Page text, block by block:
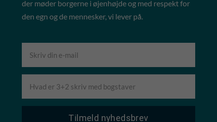
der møder borgerne i øjenhøjde og med respekt for
den egn og de mennesker, vi lever på.